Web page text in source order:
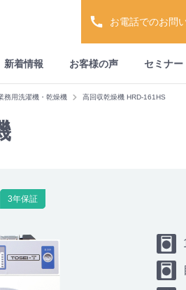
お電話でのお問
新着情報 お客様の声 セミナー
務用洗濯機・乾燥機 高回収乾燥機 HRD-161HS
3年保証